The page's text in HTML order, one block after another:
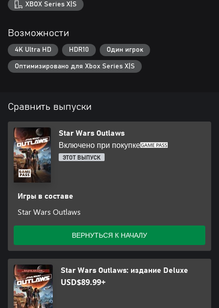
КОСМИЧЕСКИЕ ПОЛЕТЫ
головокружительных схватках с имперцами и не только.
победить.
Предложение, состав набора и дата выхода могут измениться.
Microsoft и подписка Game Pass Ultimate или Game Pass Core
XBOX Series X|S
Возможности
4K Ultra HD HDR10 Один игрок
Оптимизировано для Xbox Series X|S
Сравнить выпуски
Star Wars Outlaws
Включено при покупке
ЭТОТ ВЫПУСК
Игры в составе
Star Wars Outlaws
ВЕРНУТЬСЯ К НАЧАЛУ
Star Wars Outlaws: издание Deluxe
USD$89.99+